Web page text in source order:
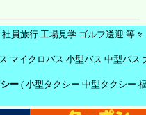
員旅行 工場見学 ゴルフ送迎 等々
マイクロバス 小型バス 中型バス
ー ( 小型タクシー 中型タクシー